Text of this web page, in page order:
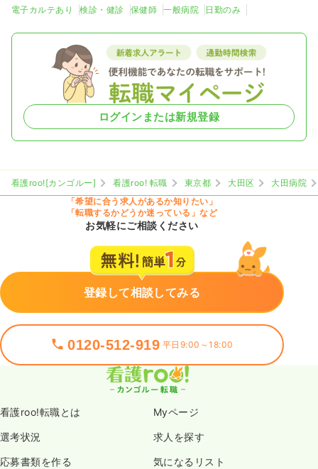
正・准看護師
日勤のみ（常勤）
月給23万円以上可
気になる
一時募集休止
気になる
2交代（常勤）
給与 470
電子カルテあり 検診・健診 保健師 一般病院 日勤のみ
ログインまたは新規登録
看護roo![カンゴルー] 看護roo! 転職 東京都 大田区
大田病院
「希望に合う求人があるか知りたい」
「転職するかどうか迷っている」など
お気軽にご相談ください
登録して相談してみる
0120-512-919 平日9:00～18:00
看護roo!転職とは Myページ
選考状況 求人を探す
応募書類を作る 気になるリスト